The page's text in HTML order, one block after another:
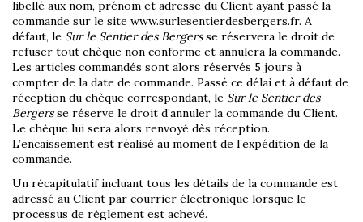
libellé aux nom, prénom et adresse du Client ayant passé la
commande sur le site www.surlesentierdesbergers.fr. A
défaut, le Sur le Sentier des Bergersse réservera le droit de
refuser tout chèque non conforme et annulera la commande.
Les articles commandés sont alors réservés 5 jours à
compter de la date de commande. Passé ce délai et à défaut de
réception du chèque correspondant, le Sur le Sentier des
Bergersse réserve le droit d’annuler la commande du Client.
Le chèque lui sera alors renvoyé dès réception.
L’encaissement est réalisé au moment de l’expédition de la
commande.
Un récapitulatif incluant tous les détails de la commande est
adressé au Client par courrier électronique lorsque le
processus de règlement est achevé.